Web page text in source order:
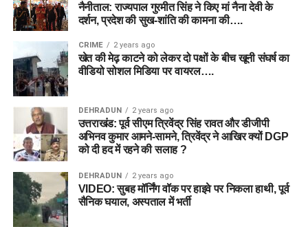
नैनीताल: राज्यपाल गुरमीत सिंह ने किए मां नैना देवी के
दर्शन, प्रदेश की सुख-शांति की कामना की….
CRIME 2 years ago
खेत की मेढ़ काटने को लेकर दो पक्षों के बीच खूनी संघर्ष का
वीडियो सोशल मिडिया पर वायरल….
DEHRADUN 2 years ago
उत्तराखंड: पूर्व सीएम त्रिवेंद्र सिंह रावत और डीजीपी
अभिनव कुमार आमने-सामने, त्रिवेंद्र ने आखिर क्यों DGP
को दी हद में रहने की सलाह ?
DEHRADUN 2 years ago
VIDEO: सुबह मॉर्निंग वॉक पर हाइवे पर निकला हाथी, पूर्व
सैनिक घयाल, अस्पताल में भर्ती